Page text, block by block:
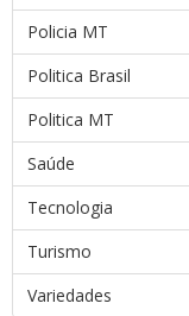
Policia MT
Politica Brasil
Politica MT
Saúde
Tecnologia
Turismo
Variedades